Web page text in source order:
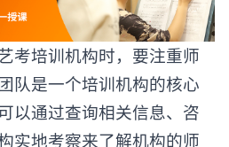
培训机构时，要注重师
队是一个培训机构的核心
以通过查询相关信息、咨
实地考察来了解机构的师